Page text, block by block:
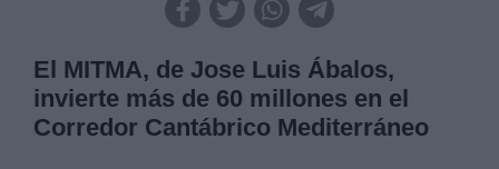
El MITMA, de Jose Luis Ábalos,
invierte más de 60 millones en el
Corredor Cantábrico Mediterráneo